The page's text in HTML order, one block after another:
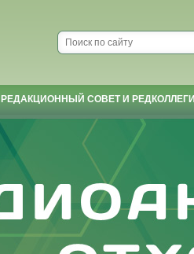
РЕДАКЦИОННЫЙ СОВЕТ И